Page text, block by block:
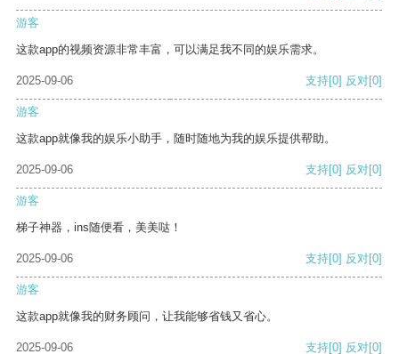
游客
这款app的视频资源非常丰富，可以满足我不同的娱乐需求。
2025-09-06 支持[0] 反对[0]
游客
这款app就像我的娱乐小助手，随时随地为我的娱乐提供帮助。
2025-09-06 支持[0] 反对[0]
游客
梯子神器，ins随便看，美美哒！
2025-09-06 支持[0] 反对[0]
游客
这款app就像我的财务顾问，让我能够省钱又省心。
2025-09-06 支持[0] 反对[0]